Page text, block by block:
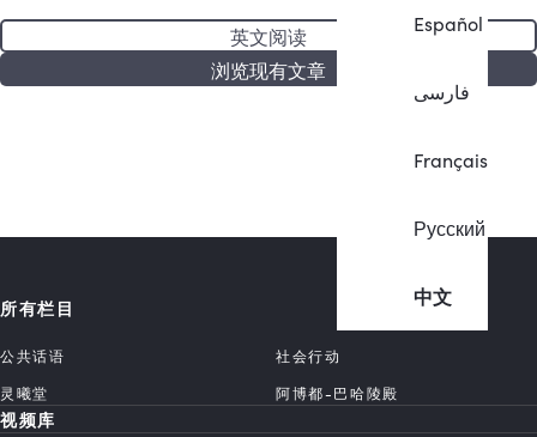
Español
فارسی
Français
Русский
中文
英文阅读
浏览现有文章
所有栏目
公共话语
社会行动
灵曦堂
阿博都-巴哈陵殿
视频库